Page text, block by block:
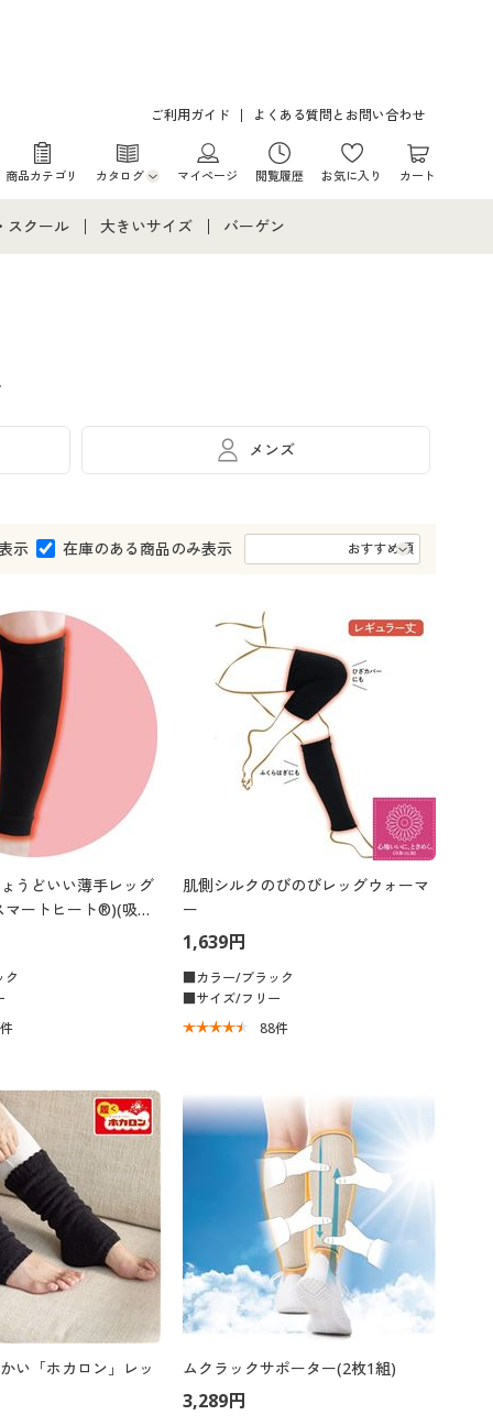
ご利用ガイド よくある質問とお問い合わせ
商品カテゴリ カタログ
カタログ・チラシからのご注文
マイページ 閲覧履歴 お気に入り カート
スクール
ア・ティーンズ下着
大きいサイズ
大きいサイズ メンズ
バーゲン
メンズ
示 在庫のある商品のみ表示
うどいい薄手レッグ
マートヒート®)(吸湿
件
肌側シルクのびのびレッグウォーマ
ー
1,639円
■カラー/ブラック
■サイズ/フリー
88件
い「ホカロン」レッ ムクラックサポーター(2枚1組)
3,289円